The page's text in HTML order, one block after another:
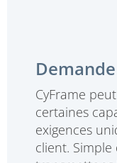
CyFrame
certaines
exigences
client.